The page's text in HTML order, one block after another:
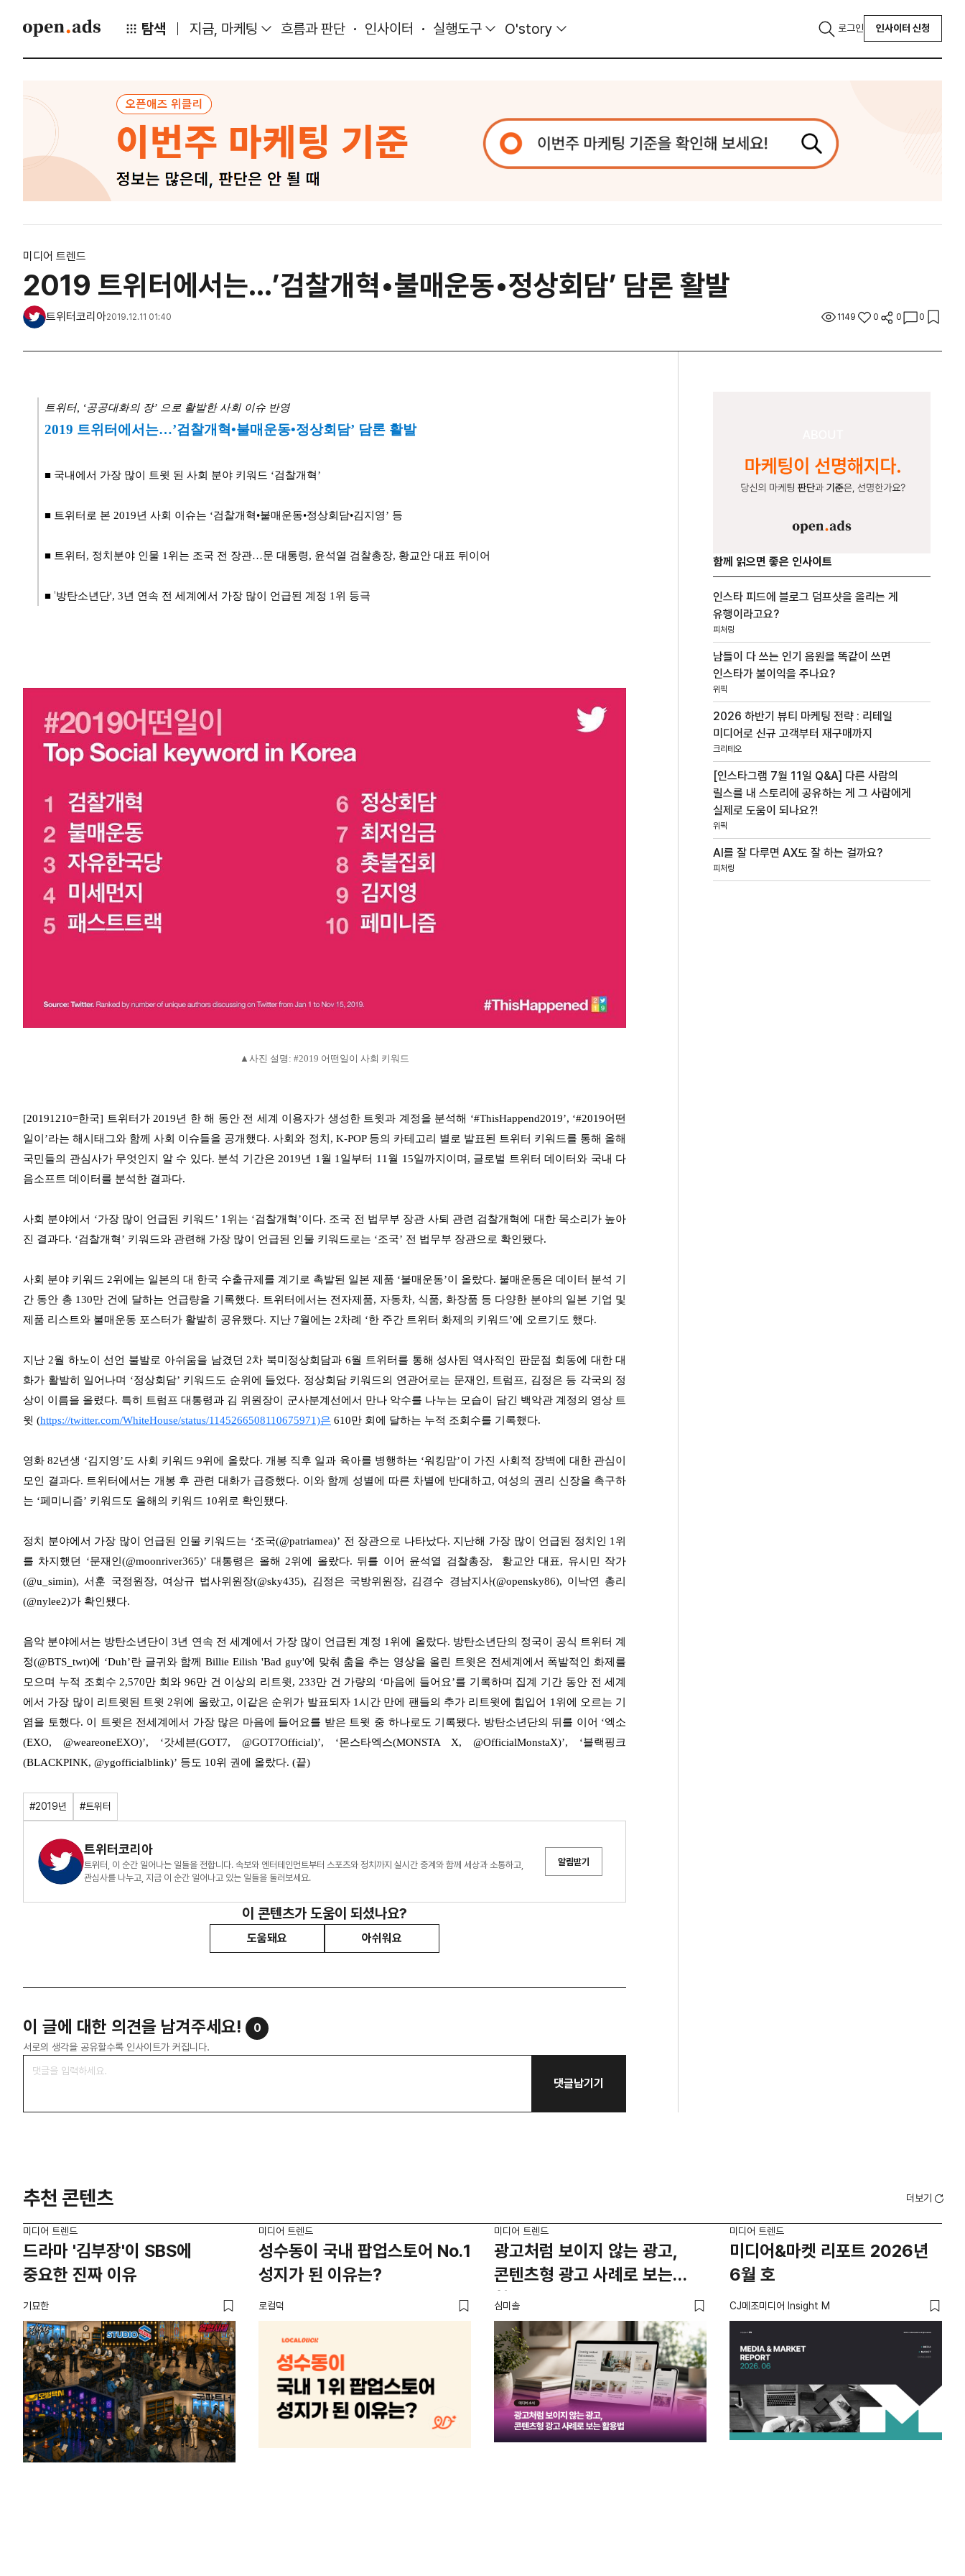
탐색 지금, 마케팅 흐름과 판단 인사이터 실행도구 O'story 로그인 인사이터 신청
미디어 트렌드
2019 트위터에서는…’검찰개혁•불매운동•정상회담’ 담론 활발
트위터코리아2019.12.11 01:40 1149 0 0 0
트위터, ‘공공대화의 장’ 으로 활발한 사회 이슈 반영
2019 트위터에서는…’검찰개혁•불매운동•정상회담’ 담론 활발
■ 국내에서 가장 많이 트윗 된 사회 분야 키워드 ‘검찰개혁’
■ 트위터로 본 2019년 사회 이슈는 ‘검찰개혁•불매운동•정상회담•김지영’ 등
■ 트위터, 정치분야 인물 1위는 조국 전 장관…문 대통령, 윤석열 검찰총장, 황교안 대표 뒤이어
■ '방탄소년단', 3년 연속 전 세계에서 가장 많이 언급된 계정 1위 등극
▲사진 설명: #2019 어떤일이 사회 키워드
[20191210=한국] 트위터가 2019년 한 해 동안 전 세계 이용자가 생성한 트윗과 계정을 분석해 ‘#ThisHappend2019’, ‘#2019어떤
일이’라는 해시태그와 함께 사회 이슈들을 공개했다. 사회와 정치, K-POP 등의 카테고리 별로 발표된 트위터 키워드를 통해 올해
국민들의 관심사가 무엇인지 알 수 있다. 분석 기간은 2019년 1월 1일부터 11월 15일까지이며, 글로벌 트위터 데이터와 국내 다
음소프트 데이터를 분석한 결과다.
사회 분야에서 ‘가장 많이 언급된 키워드’ 1위는 ‘검찰개혁’이다. 조국 전 법무부 장관 사퇴 관련 검찰개혁에 대한 목소리가 높아
진 결과다. ‘검찰개혁’ 키워드와 관련해 가장 많이 언급된 인물 키워드로는 ‘조국’ 전 법무부 장관으로 확인됐다.
사회 분야 키워드 2위에는 일본의 대 한국 수출규제를 계기로 촉발된 일본 제품 ‘불매운동’이 올랐다. 불매운동은 데이터 분석 기
간 동안 총 130만 건에 달하는 언급량을 기록했다. 트위터에서는 전자제품, 자동차, 식품, 화장품 등 다양한 분야의 일본 기업 및
제품 리스트와 불매운동 포스터가 활발히 공유됐다. 지난 7월에는 2차례 ‘한 주간 트위터 화제의 키워드’에 오르기도 했다.
지난 2월 하노이 선언 불발로 아쉬움을 남겼던 2차 북미정상회담과 6월 트위터를 통해 성사된 역사적인 판문점 회동에 대한 대
화가 활발히 일어나며 ‘정상회담’ 키워드도 순위에 들었다. 정상회담 키워드의 연관어로는 문재인, 트럼프, 김정은 등 각국의 정
상이 이름을 올렸다. 특히 트럼프 대통령과 김 위원장이 군사분계선에서 만나 악수를 나누는 모습이 담긴 백악관 계정의 영상 트
윗 (https://twitter.com/WhiteHouse/status/1145266508110675971)은 610만 회에 달하는 누적 조회수를 기록했다.
영화 82년생 ‘김지영’도 사회 키워드 9위에 올랐다. 개봉 직후 일과 육아를 병행하는 ‘워킹맘’이 가진 사회적 장벽에 대한 관심이
모인 결과다. 트위터에서는 개봉 후 관련 대화가 급증했다. 이와 함께 성별에 따른 차별에 반대하고, 여성의 권리 신장을 촉구하
는 ‘페미니즘’ 키워드도 올해의 키워드 10위로 확인됐다.
정치 분야에서 가장 많이 언급된 인물 키워드는 ‘조국(@patriamea)’ 전 장관으로 나타났다. 지난해 가장 많이 언급된 정치인 1위
를 차지했던 ‘문재인(@moonriver365)’ 대통령은 올해 2위에 올랐다. 뒤를 이어 윤석열 검찰총장, 황교안 대표, 유시민 작가
(@u_simin), 서훈 국정원장, 여상규 법사위원장(@sky435), 김정은 국방위원장, 김경수 경남지사(@opensky86), 이낙연 총리
(@nylee2)가 확인됐다.
음악 분야에서는 방탄소년단이 3년 연속 전 세계에서 가장 많이 언급된 계정 1위에 올랐다. 방탄소년단의 정국이 공식 트위터 계
정(@BTS_twt)에 ‘Duh’란 글귀와 함께 Billie Eilish 'Bad guy'에 맞춰 춤을 추는 영상을 올린 트윗은 전세계에서 폭발적인 화제를
모으며 누적 조회수 2,570만 회와 96만 건 이상의 리트윗, 233만 건 가량의 ‘마음에 들어요’를 기록하며 집계 기간 동안 전 세계
에서 가장 많이 리트윗된 트윗 2위에 올랐고, 이같은 순위가 발표되자 1시간 만에 팬들의 추가 리트윗에 힘입어 1위에 오르는 기
염을 토했다. 이 트윗은 전세계에서 가장 많은 마음에 들어요를 받은 트윗 중 하나로도 기록됐다. 방탄소년단의 뒤를 이어 ‘엑소
(EXO, @weareoneEXO)’, ‘갓세븐(GOT7, @GOT7Official)’, ‘몬스타엑스(MONSTA X, @OfficialMonstaX)’, ‘블랙핑크
(BLACKPINK, @ygofficialblink)’ 등도 10위 권에 올랐다. (끝)
#2019년 #트위터
트위터코리아
트위터, 이 순간 일어나는 일들을 전합니다. 속보와 엔터테인먼트부터 스포츠와 정치까지 실시간 중계와 함께 세상과 소통하고,
관심사를 나누고, 지금 이 순간 일어나고 있는 일들을 둘러보세요.
알림받기
이 콘텐츠가 도움이 되셨나요?
도움돼요 아쉬워요
이 글에 대한 의견을 남겨주세요! 0
서로의 생각을 공유할수록 인사이트가 커집니다.
댓글남기기
함께 읽으면 좋은 인사이트
인스타 피드에 블로그 덤프샷을 올리는 게
유행이라고요?
피처링
남들이 다 쓰는 인기 음원을 똑같이 쓰면
인스타가 불이익을 주나요?
위픽
2026 하반기 뷰티 마케팅 전략 : 리테일
미디어로 신규 고객부터 재구매까지
크리테오
[인스타그램 7월 11일 Q&A] 다른 사람의
릴스를 내 스토리에 공유하는 게 그 사람에게
실제로 도움이 되나요?!
위픽
AI를 잘 다루면 AX도 잘 하는 걸까요?
피처링
추천 콘텐츠 더보기
미디어 트렌드
드라마 '김부장'이 SBS에
중요한 진짜 이유
기묘한
미디어 트렌드
성수동이 국내 팝업스토어 No.1
성지가 된 이유는?
로컬덕
미디어 트렌드
광고처럼 보이지 않는 광고,
콘텐츠형 광고 사례로 보는
활용법
심미솔
미디어 트렌드
미디어&마켓 리포트 2026년
6월 호
CJ메조미디어 Insight M